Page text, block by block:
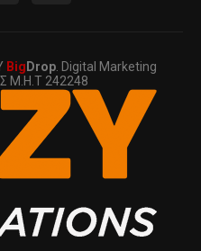
Big Drop . Digital Marketing
Μ.Η.Τ 242248